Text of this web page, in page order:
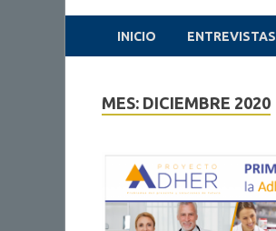
INICIO ENTREVISTAS
MES: DICIEMBRE 2020